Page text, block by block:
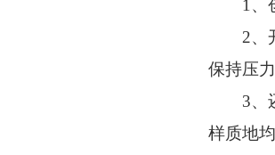
1、创
2、开
保持压
3、还
样质地